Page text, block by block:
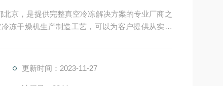
京，是提供完整真空冷冻解决方案的专业厂商之
冻干燥机生产制造工艺，可以为客户提供从实验
更新时间：2023-11-27